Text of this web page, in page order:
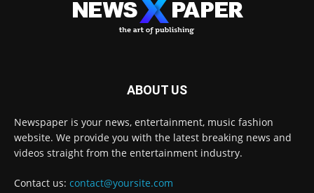
ABOUT US
Newspaper is your news, entertainment, music fashion
website. We provide you with the latest breaking news and
videos straight from the entertainment industry.
Contact us: contact@yoursite.com